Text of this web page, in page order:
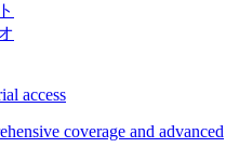
access
coverage and advanced